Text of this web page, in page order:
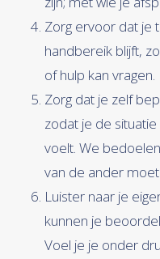
Zorg ervoor dat je
handbereik blijft,
of hulp kan vragen.
Zorg dat je zelf
zodat je de
voelt. We
van de ander
Luister naar je
kunnen je
Voel je je onder